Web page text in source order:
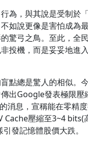
為，與其說是受制於
如說更像是害怕成為
驚弓之鳥。至此，全
投機，而是妥妥地進
點總是驚人的相似。
出Google發表極限壓
消息，宣稱能在零精
Cache壓縮至3~4 bits(
發記憶體股價大跌。